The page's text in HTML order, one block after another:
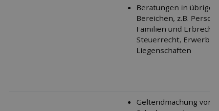
Beratungen in übrigen
Bereichen, z.B.
Familien und Erbrecht,
Steuerrecht, Erwerb
Liegenschaften
Geltendmachung von